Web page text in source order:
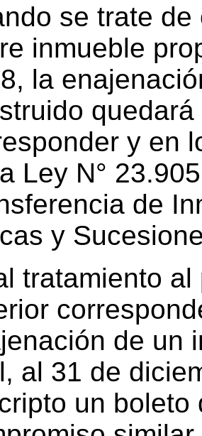
se trate
inmueble
la
y en
Ley N°
de
y
tratamiento
de un
al 31 de
un boleto